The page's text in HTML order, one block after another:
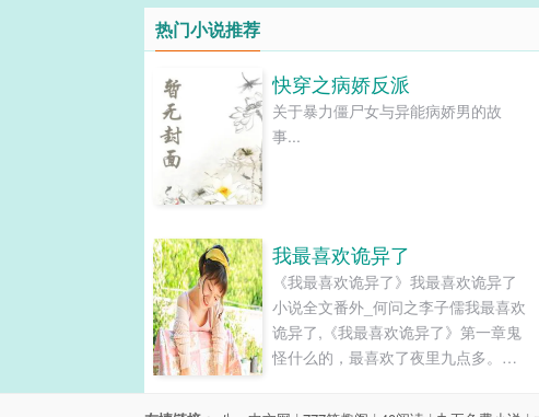
热门小说推荐
快穿之病娇反派
关于暴力僵尸女与异能病娇男的故
事...
我最喜欢诡异了
《我最喜欢诡异了》我最喜欢诡异了
小说全文番外_何问之李子儒我最喜欢
诡异了,《我最喜欢诡异了》第一章鬼
怪什么的，最喜欢了夜里九点多。刘
公室。最近这几天一直在下雨，没完